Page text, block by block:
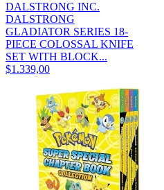
DALSTRONG INC.
DALSTRONG
GLADIATOR SERIES 18-
PIECE COLOSSAL KNIFE
SET WITH BLOCK...
$1.339,00